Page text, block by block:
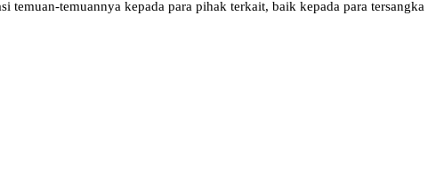
temuannya kepada para pihak terkait, baik kepada para